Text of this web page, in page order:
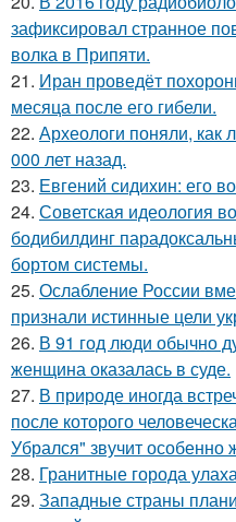
зафиксировал странное
волка в Припяти.
21. Иран проведёт
месяца после его гибели.
22. Археологи поняли,
000 лет назад.
23. Евгений сидихин: его
24. Советская идеология
бодибилдинг
бортом системы.
25. Ослабление России
признали истинные цели
26. В 91 год люди обычно
женщина оказалась в суде.
27. В природе иногда
после которого
Убрался" звучит особенно
28. Гранитные города
29. Западные страны